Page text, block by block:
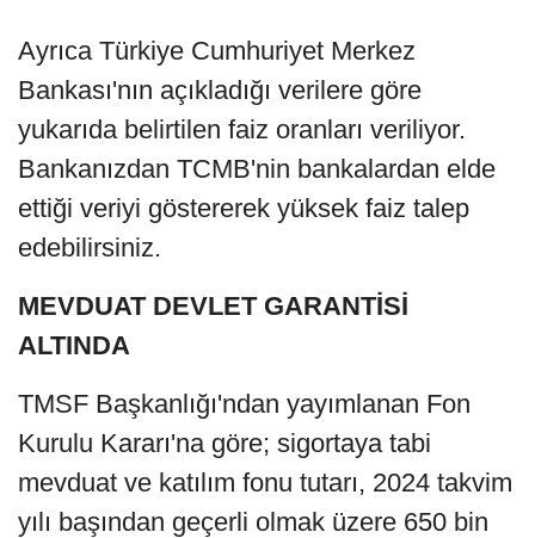
Ayrıca Türkiye Cumhuriyet Merkez
Bankası'nın açıkladığı verilere göre
yukarıda belirtilen faiz oranları veriliyor.
Bankanızdan TCMB'nin bankalardan elde
ettiği veriyi göstererek yüksek faiz talep
edebilirsiniz.
MEVDUAT DEVLET GARANTİSİ
ALTINDA
TMSF Başkanlığı'ndan yayımlanan Fon
Kurulu Kararı'na göre; sigortaya tabi
mevduat ve katılım fonu tutarı, 2024 takvim
yılı başından geçerli olmak üzere 650 bin